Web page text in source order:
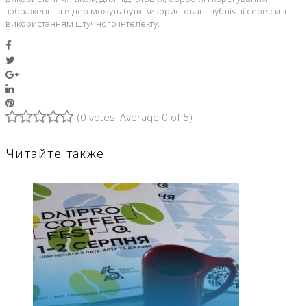
зображень та відео можуть бути використовані публічні сервіси з
використанням штучного інтелекту.
Google+
LinkedIn
Pinterest
(0 votes . Average 0 of 5)
Читайте также